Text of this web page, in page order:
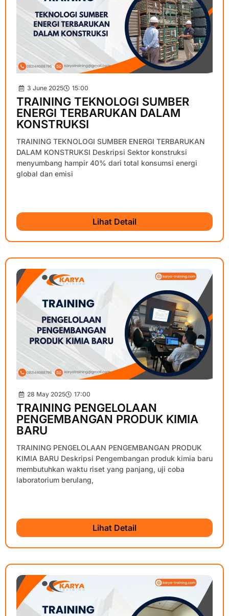
3 June 2025 15:00
TRAINING TEKNOLOGI SUMBER
ENERGI TERBARUKAN DALAM
KONSTRUKSI
TRAINING TEKNOLOGI SUMBER ENERGI TERBARUKAN
DALAM KONSTRUKSI Deskripsi Sektor konstruksi
menyumbang hampir 40% dari total konsumsi energi
global dan emisi
Lihat Detail
28 May 2025 17:00
TRAINING PENGELOLAAN
PENGEMBANGAN PRODUK KIMIA
BARU
TRAINING PENGELOLAAN PENGEMBANGAN PRODUK
KIMIA BARU Deskripsi Pengembangan produk kimia baru
membutuhkan waktu riset yang panjang, uji coba
laboratorium berulang,
Lihat Detail